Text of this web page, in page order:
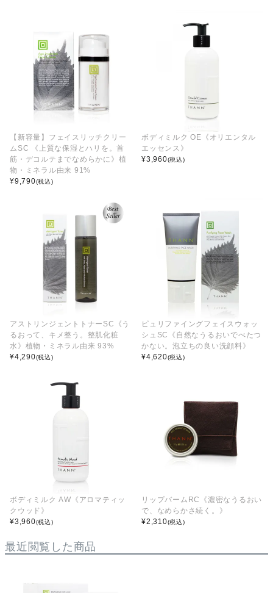
【新容量】フェイスリッチクリー
ムSC 《上質な保湿とハリを。首
筋・デコルテまでなめらかに》植
物・ミネラル由来 91%
¥9,790(税込)
ボディミルク OE《オリエンタル
エッセンス》
¥3,960(税込)
アストリンジェントトナーSC《う
るおって、キメ整う。整肌化粧
水》植物・ミネラル由来 93%
¥4,290(税込)
ピュリファイングフェイスウォッ
シュSC《自然なうるおいでべたつ
かない。泡立ちの良い洗顔料》
¥4,620(税込)
ボディミルク AW《アロマティッ
クウッド》
¥3,960(税込)
リップバームRC《濃密なうるおい
で、なめらかさ続く。》
¥2,310(税込)
最近閲覧した商品